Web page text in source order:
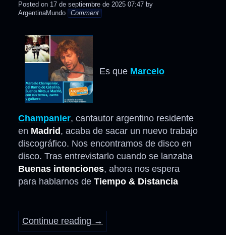
Posted on 17 de septiembre de 2025 07:47 by
ArgentinaMundo
Comment
Es que Marcelo
Champanier, cantautor argentino residente
en Madrid , acaba de sacar un nuevo trabajo
discográfico. Nos encontramos de disco en
disco. Tras entrevistarlo cuando se lanzaba
Buenas intenciones, ahora nos espera
para hablarnos de Tiempo & Distancia
Continue reading →